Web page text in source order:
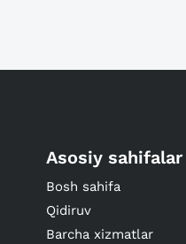
Asosiy sahifalar
Bosh sahifa
Qidiruv
Barcha xizmatlar